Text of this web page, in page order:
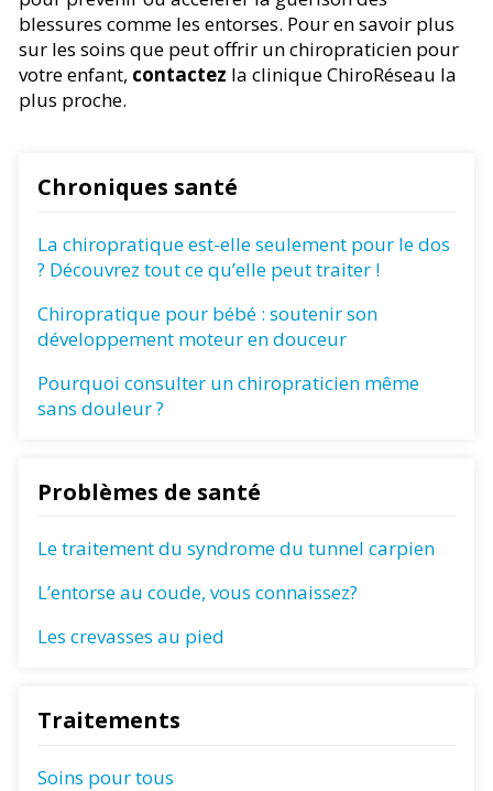
blessures comme les entorses. Pour en savoir plus
sur les soins que peut offrir un chiropraticien pour
votre enfant, contactez la clinique ChiroRéseau la
plus proche.
Chroniques santé
La chiropratique est-elle seulement pour le dos
? Découvrez tout ce qu’elle peut traiter !
Chiropratique pour bébé : soutenir son
développement moteur en douceur
Pourquoi consulter un chiropraticien même
sans douleur ?
Problèmes de santé
Le traitement du syndrome du tunnel carpien
L’entorse au coude, vous connaissez?
Les crevasses au pied
Traitements
Soins pour tous